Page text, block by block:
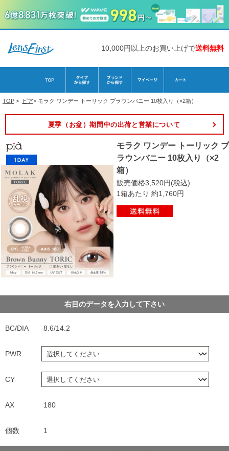
10,000円以上のお買い上げで送料無料
TOP > ピア> モラク ワンデー トーリック ブラウンバニー 10枚入り（×2箱）
夏季（お盆）期間中の出荷と営業について
モラク ワンデー トーリック ブ
ラウンバニー 10枚入り（×2
箱）
販売価格3,520円(税込)
1箱あたり 約1,760円
右目のデータを入力して下さい
BC/DIA 8.6/14.2
PWR
CY
AX 180
個数 1